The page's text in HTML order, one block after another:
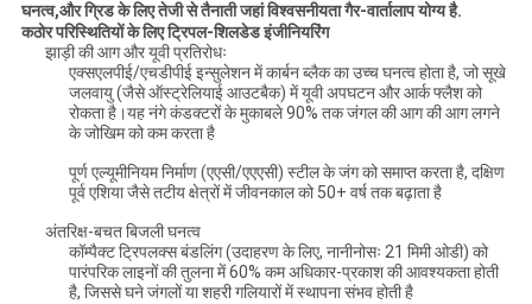
घनत्व,और ग्रिड के लिए तेजी से तैनाती जहां विश्वसनीयता गैर-वार्तालाप योग्य है.
कठोर परिस्थितियों के लिए ट्रिपल-शिलडेड इंजीनियरिंग
झाड़ी की आग और यूवी प्रतिरोधः
एक्सएलपीई/एचडीपीई इन्सुलेशन में कार्बन ब्लैक का उच्च घनत्व होता है, जो सूखे
जलवायु (जैसे ऑस्ट्रेलियाई आउटबैक) में यूवी अपघटन और आर्क फ्लैश को
रोकता है।यह नंगे कंडक्टरों के मुकाबले 90% तक जंगल की आग की आग लगने
के जोखिम को कम करता है
पूर्ण एल्यूमीनियम निर्माण (एएसी/एएएसी) स्टील के जंग को समाप्त करता है, दक्षिण
पूर्व एशिया जैसे तटीय क्षेत्रों में जीवनकाल को 50+ वर्ष तक बढ़ाता है
अंतरिक्ष-बचत बिजली घनत्व
कॉम्पैक्ट ट्रिपलक्स बंडलिंग (उदाहरण के लिए, नानीनोसः 21 मिमी ओडी) को
पारंपरिक लाइनों की तुलना में 60% कम अधिकार-प्रकाश की आवश्यकता होती
है, जिससे घने जंगलों या शहरी गलियारों में स्थापना संभव होती है